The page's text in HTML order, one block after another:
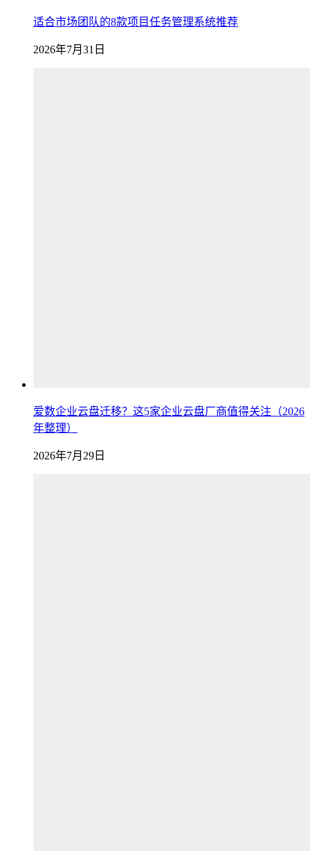
适合市场团队的8款项目任务管理系统推荐
2026年7月31日
爱数企业云盘迁移？这5家企业云盘厂商值得关注（2026
年整理）
2026年7月29日